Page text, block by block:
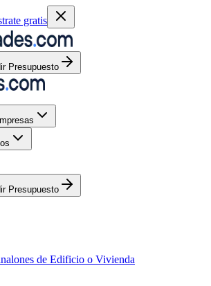
gratis
Presupuesto
Presupuesto
de Edificio o Vivienda